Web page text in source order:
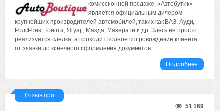
комиссионной продаже. «Автобутик»
является официальным дилером
крупнейших производителей автомобилей, таких как ВАЗ, Ауди,
РолсРойз, Тойота, Ягуар, Мазда, Мазерати и др. Здесь не просто
реализуется сделка, а проходит полное сопровождение клиента
от заявки до конечного оформления документов.
Подробнее
Отзыв про
51 169